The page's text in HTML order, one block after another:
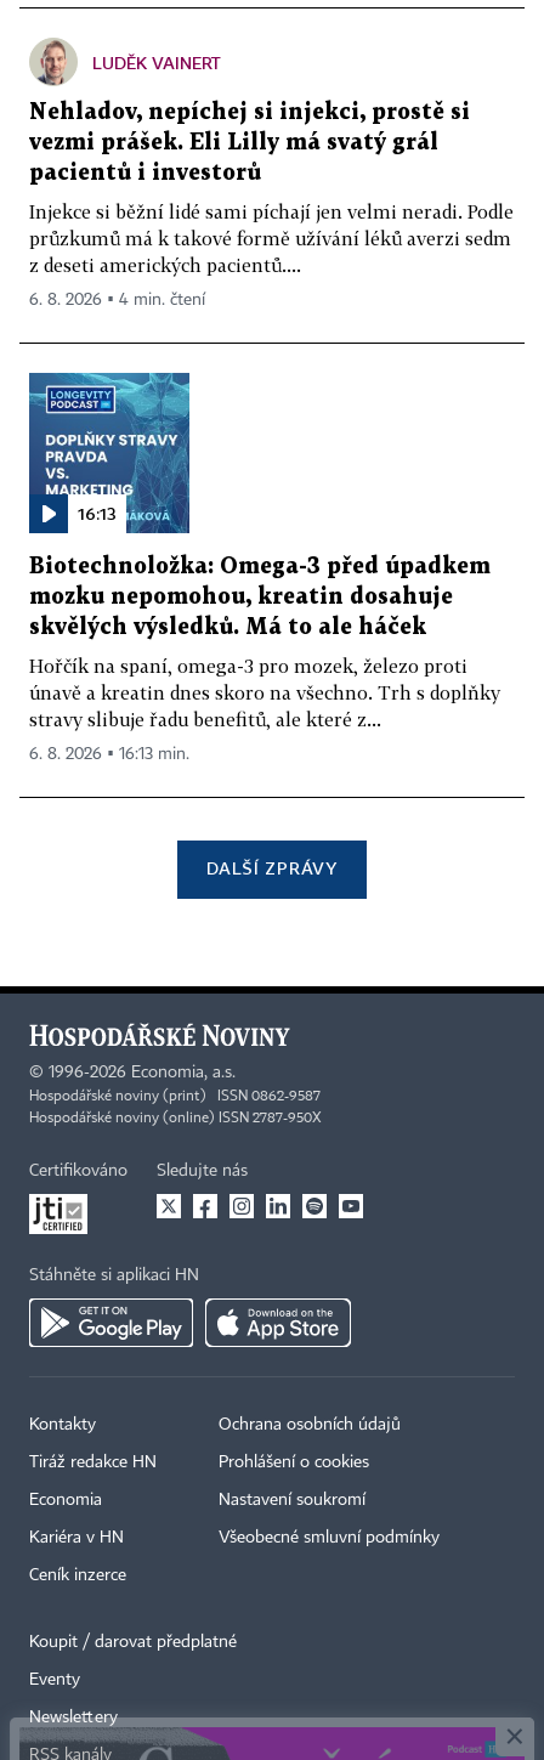
LUDĚK VAINERT
Nehladov, nepíchej si injekci, prostě si
vezmi prášek. Eli Lilly má svatý grál
pacientů i investorů
Injekce si běžní lidé sami píchají jen velmi neradi. Podle
průzkumů má k takové formě užívání léků averzi sedm
z deseti amerických pacientů....
6. 8. 2026 ▪ 4 min. čtení
16:13
Biotechnoložka: Omega-3 před úpadkem
mozku nepomohou, kreatin dosahuje
skvělých výsledků. Má to ale háček
Hořčík na spaní, omega-3 pro mozek, železo proti
únavě a kreatin dnes skoro na všechno. Trh s doplňky
stravy slibuje řadu benefitů, ale které z...
6. 8. 2026 ▪ 16:13 min.
DALŠÍ ZPRÁVY
© 1996-2026 Economia, a.s.
Hospodářské noviny (print) ISSN 0862-9587
Hospodářské noviny (online) ISSN 2787-950X
Certifikováno Sledujte nás
Stáhněte si aplikaci HN
Kontakty
Tiráž redakce HN
Economia
Kariéra v HN
Ceník inzerce
Ochrana osobních údajů
Prohlášení o cookies
Nastavení soukromí
Všeobecné smluvní podmínky
Koupit / darovat předplatné
Eventy
Newslettery
RSS kanály